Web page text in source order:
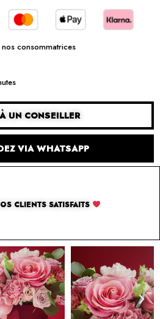
consommatrices
UN CONSEILLER
VIA WHATSAPP
CLIENTS SATISFAITS